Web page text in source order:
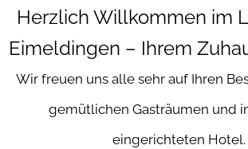
Herzlich Willkommen im
Eimeldingen – Ihrem
Wir freuen uns alle sehr auf Ihren
gemütlichen Gasträumen und
eingerichteten Hotel.